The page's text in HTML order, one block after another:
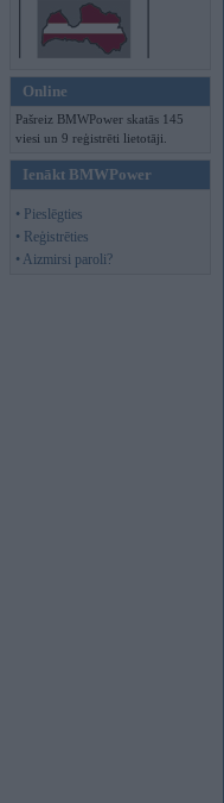
Online
Pašreiz BMWPower skatās 145
viesi un 9 reģistrēti lietotāji.
Ienākt BMWPower
• Pieslēgties
• Reģistrēties
• Aizmirsi paroli?